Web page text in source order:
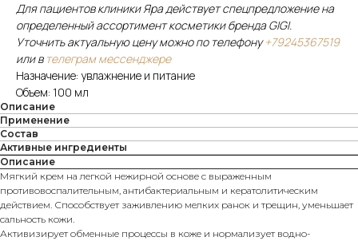
Для пациентов клиники Яра действует спецпредложение на
определенный ассортимент косметики бренда GIGI.
Уточнить актуальную цену можно по телефону +79245367519
или в телеграм мессенджере
Назначение: увлажнение и питание
Объем: 100 мл
Описание
Применение
Состав
Активные ингредиенты
Описание
Мягкий крем на легкой нежирной основе с выраженным
противовоспалительным, антибактериальным и кератолитическим
действием. Способствует заживлению мелких ранок и трещин, уменьшает
сальность кожи.
Активизирует обменные процессы в коже и нормализует водно-